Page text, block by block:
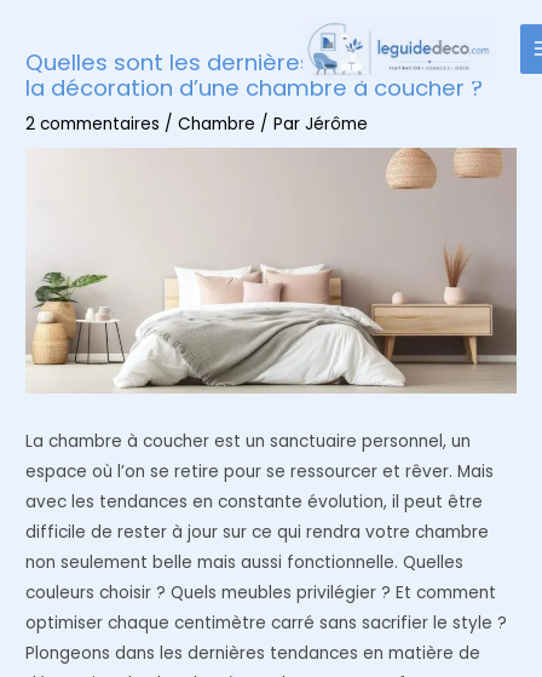
contenu
Quelles sont les dernières tendances pour
la décoration d’une chambre à coucher ?
2 commentaires /Chambre / ParJérôme
La chambre à coucher est un sanctuaire personnel, un
espace où l’on se retire pour se ressourcer et rêver. Mais
avec les tendances en constante évolution, il peut être
difficile de rester à jour sur ce qui rendra votre chambre
non seulement belle mais aussi fonctionnelle. Quelles
couleurs choisir ? Quels meubles privilégier ? Et comment
optimiser chaque centimètre carré sans sacrifier le style ?
Plongeons dans les dernières tendances en matière de